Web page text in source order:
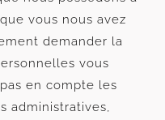
vous nous avez
demander la
vous
en compte les
administratives,